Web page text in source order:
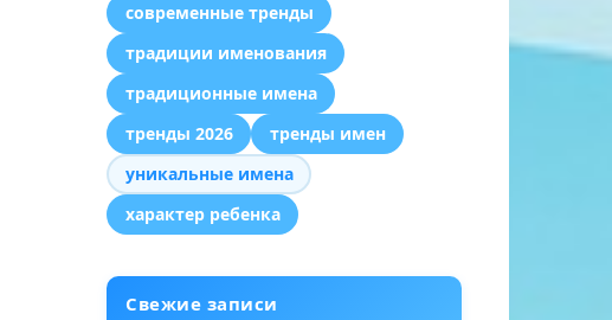
современные тренды
традиции именования
традиционные имена
тренды 2026
тренды имен
уникальные имена
характер ребенка
Свежие записи